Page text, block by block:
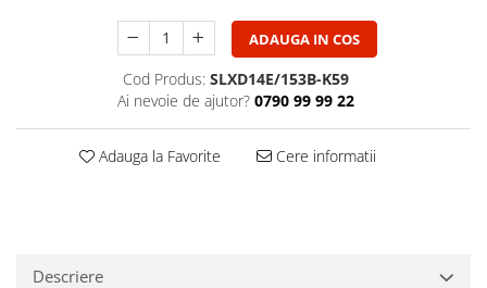
Cabluri si conectori
Accesorii pt. Cabluri
Adaptoare Audio
Cabluri Audio cu Conectori
Cabluri la metru
Casti cu fir
ADAUGA IN COS
Cod Produs: SLXD14E/153B-K59
Ai nevoie de ajutor? 0790 99 99 22
Adauga la Favorite Cere informatii
Descriere